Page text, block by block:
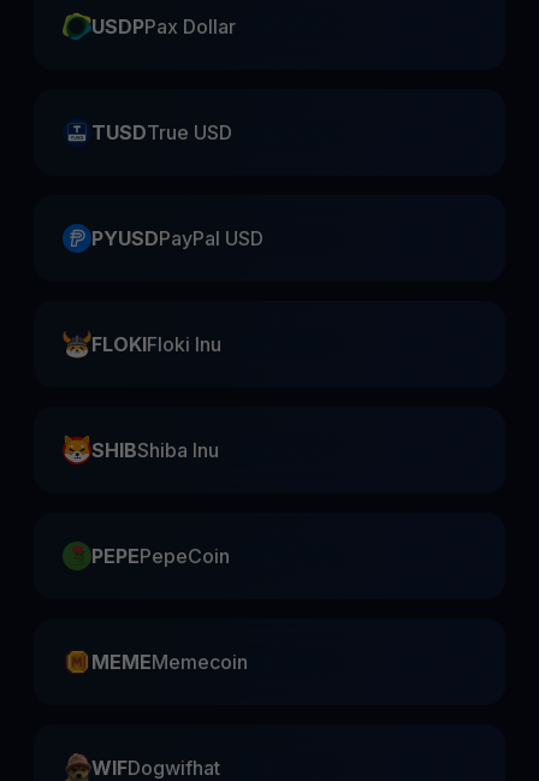
USDPPax Dollar
TUSDTrue USD
PYUSDPayPal USD
FLOKIFloki Inu
SHIBShiba Inu
PEPEPepeCoin
MEMEMemecoin
WIFDogwifhat